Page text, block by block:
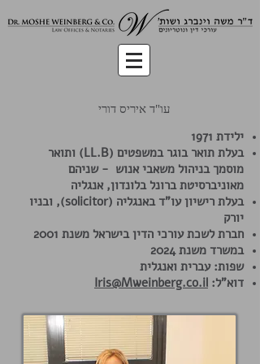
עו"ד איריס דורי
ילידת 1971
בעלת תואר בוגר במשפטים (LL.B) ותואר
מוסמך בניהול משאבי אנוש - שניהם
מאוניברסיטת ברונל בלונדון, אנגליה
בעלת רישיון עו"ד באנגליה (solicitor)
, ובניו
יורק
חברת לשכת עורכי הדין בישראל משנת 2001
במשרד משנת 2024
שפות: עברית ואנגלית
דוא"ל: Iris@Mweinberg.co.il